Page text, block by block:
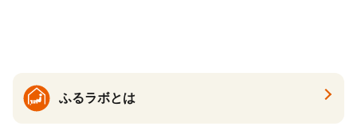
ふるラボとは